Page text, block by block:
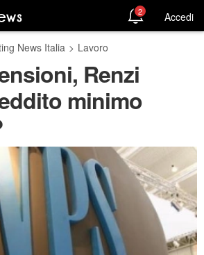
2 Accedi
News Italia > Lavoro
Renzi
minimo